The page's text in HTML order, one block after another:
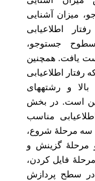
میزان آشنایی
اطلاعیابی
جستوجو،
یافت. همچنین
رفتار اطلاعیابی
و رشتههای
است. در بخش
یابی مناسب
سه مرحلۀ شروع،
مرحلۀ گزینش و
فایل کردن،
در سطح پردازش